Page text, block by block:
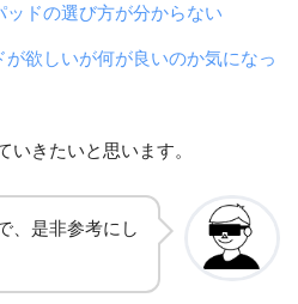
ドの選び方が分からない
欲しいが何が良いのか気になっ
いきたいと思います。
、是非参考にし